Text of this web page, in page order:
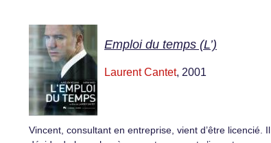
Emploi du temps (L’)
Laurent Cantet, 2001
Vincent, consultant en entreprise, vient d’être licencié. Il